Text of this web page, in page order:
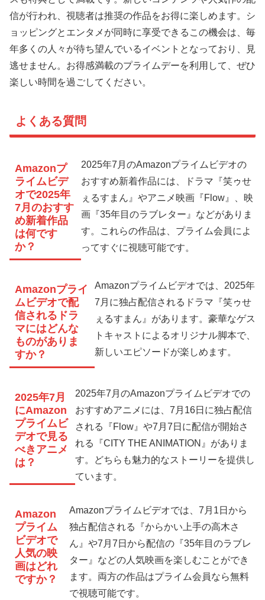
信が行われ、視聴者は推奨の作品をお得に楽しめます。シ
ョッピングとエンタメが同時に享受できるこの機会は、毎
年多くの人々が待ち望んでいるイベントとなっており、見
逃せません。お得感満載のプライムデーを利用して、ぜひ
楽しい時間を過ごしてください。
よくある質問
Amazonプ
ライムビデ
オで2025年
7月のおすす
め新着作品
は何です
か？
2025年7月のAmazonプライムビデオの
おすすめ新着作品には、ドラマ『笑ゥせ
ぇるすまん』やアニメ映画『Flow』、映
画『35年目のラブレター』などがありま
す。これらの作品は、プライム会員によ
ってすぐに視聴可能です。
Amazonプライ
ムビデオで配
信されるドラ
マにはどんな
ものがありま
すか？
Amazonプライムビデオでは、2025年
7月に独占配信されるドラマ『笑ゥせ
ぇるすまん』があります。豪華なゲス
トキャストによるオリジナル脚本で、
新しいエピソードが楽しめます。
2025年7月
にAmazon
プライムビ
デオで見る
べきアニメ
は？
2025年7月のAmazonプライムビデオでの
おすすめアニメには、7月16日に独占配信
される『Flow』や7月7日に配信が開始さ
れる『CITY THE ANIMATION』がありま
す。どちらも魅力的なストーリーを提供し
ています。
Amazon
プライム
ビデオで
人気の映
画はどれ
ですか？
Amazonプライムビデオでは、7月1日から
独占配信される『からかい上手の高木さ
ん』や7月7日から配信の『35年目のラブレ
ター』などの人気映画を楽しむことができ
ます。両方の作品はプライム会員なら無料
で視聴可能です。